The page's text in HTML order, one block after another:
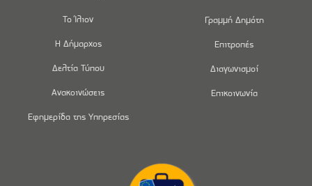
Το Ίλιον
Η Δήμαρχος
Δελτία Τύπου
Ανακοινώσεις
Εφημερίδα της Υπηρεσίας
Γραμμή Δημότη
Επιτροπές
Διαγωνισμοί
Επικοινωνία